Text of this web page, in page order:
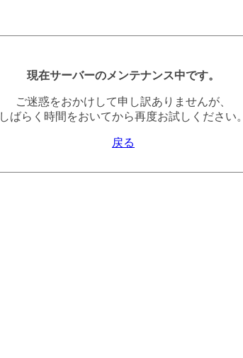
現在サーバーのメンテナンス中です。
ご迷惑をおかけして申し訳ありませんが、
しばらく時間をおいてから再度お試しください。
戻る